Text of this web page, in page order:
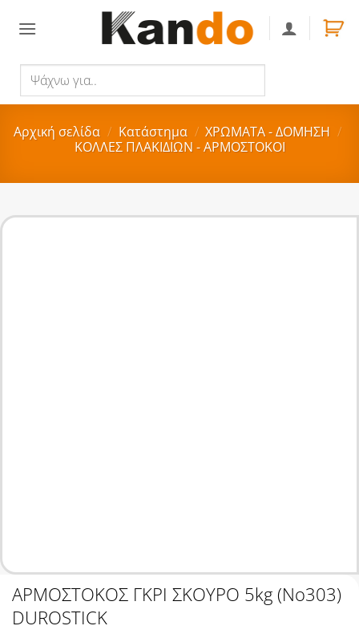
για..
Αρχική σελίδα / Κατάστημα / ΧΡΩΜΑΤΑ - ΔΟΜΗΣΗ /
ΚΟΛΛΕΣ ΠΛΑΚΙΔΙΩΝ - ΑΡΜΟΣΤΟΚΟΙ
ΑΡΜΟΣΤΟΚΟΣ ΓΚΡΙ ΣΚΟΥΡΟ 5kg (No303)
DUROSTICK